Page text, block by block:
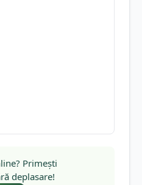
Primești
deplasare!